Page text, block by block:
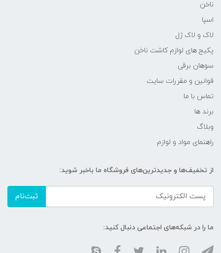
ناخن
اسپا
لاک و لاک ژل
پکیج های لوازم کاشت ناخن
سوهان برقی
قوانین و مقررات سایت
تماس با ما
برند ها
وبلاگ
راهنمای مواد و لوازم
از تخفیف‌ها و جدیدترین‌های فروشگاه ما باخبر شوید:
ثبت‌نام
ما را در شبکه‌های اجتماعی دنبال کنید: